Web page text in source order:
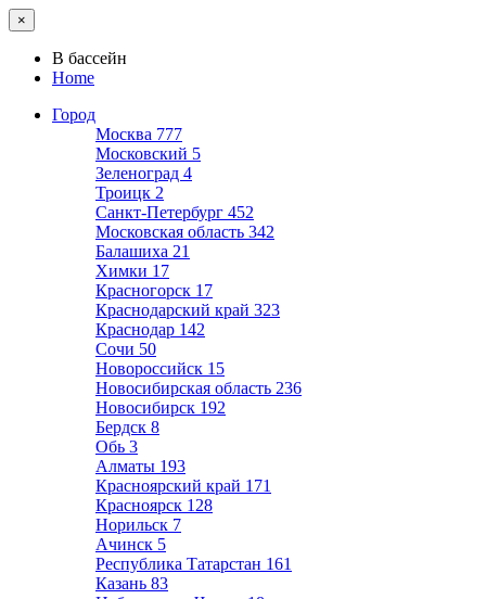
×
В бассейн
Home
Город
Москва 777
Московский 5
Зеленоград 4
Троицк 2
Санкт-Петербург 452
Московская область 342
Балашиха 21
Химки 17
Красногорск 17
Краснодарский край 323
Краснодар 142
Сочи 50
Новороссийск 15
Новосибирская область 236
Новосибирск 192
Бердск 8
Обь 3
Алматы 193
Красноярский край 171
Красноярск 128
Норильск 7
Ачинск 5
Республика Татарстан 161
Казань 83